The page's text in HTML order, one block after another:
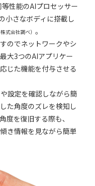
性能のAIプロセッサー
小さなボディに搭載し
式会社調べ） 。
のでネットワークやシ
大3つのAIアプリケー
じた機能を付与させる
設定を確認しながら簡
た角度のズレを検知し
度を復旧する際も、
き情報を見ながら簡単